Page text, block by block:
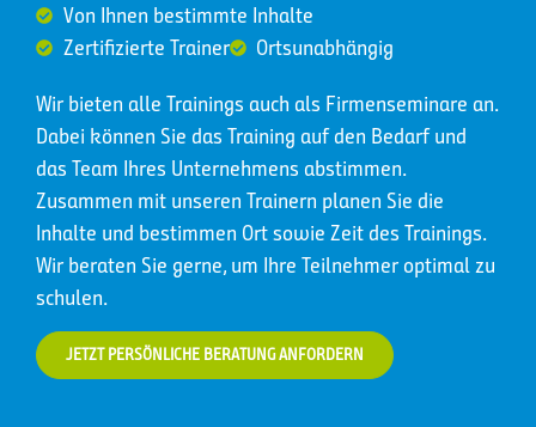
Von Ihnen bestimmte Inhalte
Zertifizierte Trainer
Ortsunabhängig
Wir bieten alle Trainings auch als Firmenseminare an.
Dabei können Sie das Training auf den Bedarf und
das Team Ihres Unternehmens abstimmen.
Zusammen mit unseren Trainern planen Sie die
Inhalte und bestimmen Ort sowie Zeit des Trainings.
Wir beraten Sie gerne, um Ihre Teilnehmer optimal zu
schulen.
JETZT PERSÖNLICHE BERATUNG ANFORDERN